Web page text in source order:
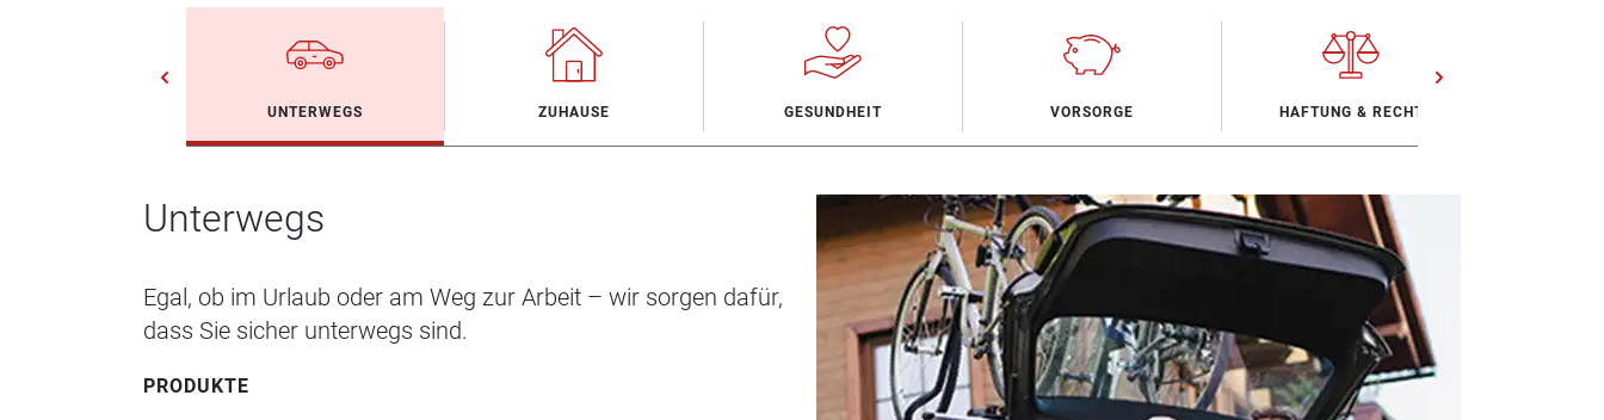
UNTERWEGS ZUHAUSE GESUNDHEIT VORSORGE HAFTUNG & RECHT
Unterwegs
Egal, ob im Urlaub oder am Weg zur Arbeit – wir sorgen dafür,
dass Sie sicher unterwegs sind.
PRODUKTE